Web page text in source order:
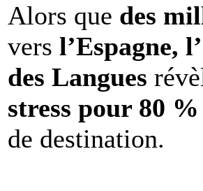
Alors que des
vers l’Espagne,
des Langues
stress pour 80
de destination.